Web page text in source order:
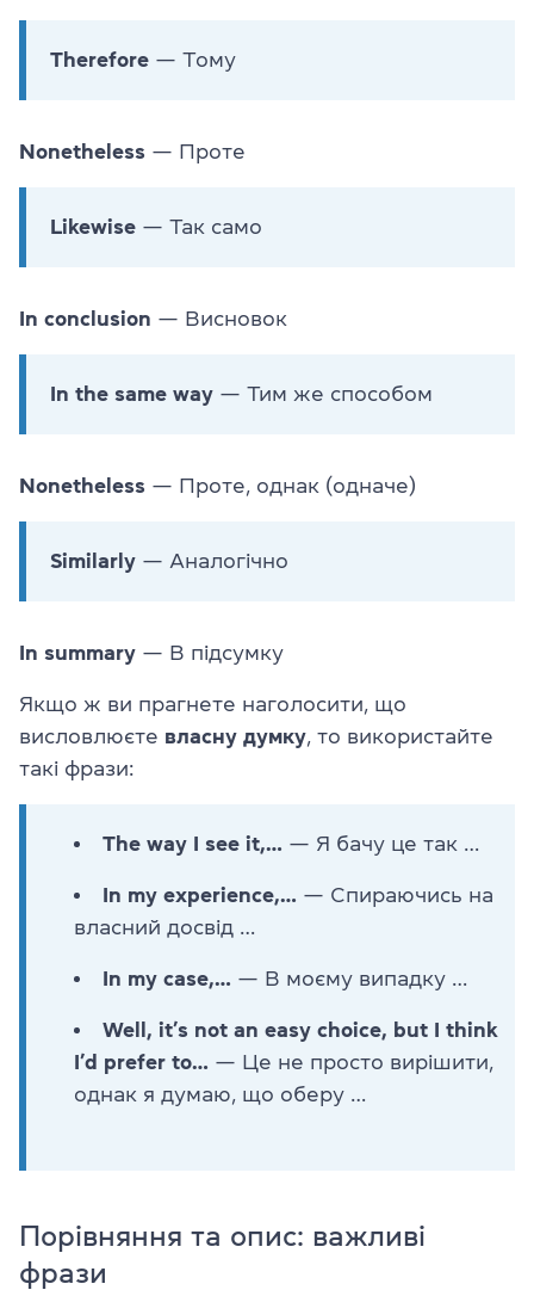
Therefore — Тому
Nonetheless — Проте
Likewise — Так само
In conclusion — Висновок
In the same way — Тим же способом
Nonetheless — Проте, однак (одначе)
Similarly — Аналогічно
In summary — В підсумку
Якщо ж ви прагнете наголосити, що
висловлюєте власну думку, то використайте
такі фрази:
The way I see it,… — Я бачу це так …
In my experience,… — Спираючись на
власний досвід …
In my case,… — В моєму випадку …
Well, it’s not an easy choice, but I think
I’d prefer to… — Це не просто вирішити,
однак я думаю, що оберу …
Порівняння та опис: важливі
фрази